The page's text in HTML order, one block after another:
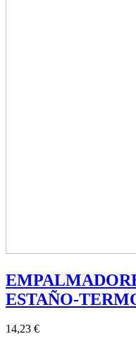
ESTAÑO-
14,23 €